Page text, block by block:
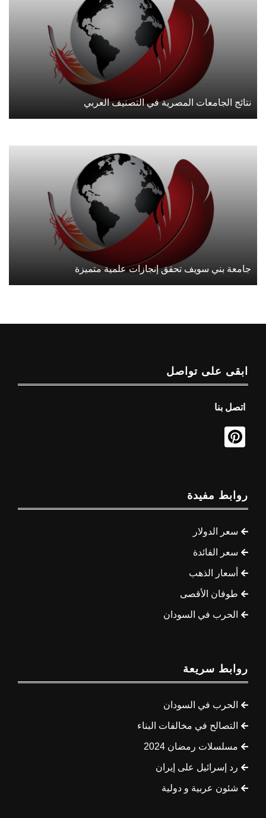
نتائج الجامعات المصرية في التصنيف العربي
جامعة بني سويف تحقق إنجازات علمية متميزة
ابقى على تواصل
اتصل بنا
روابط مفيدة
سعر الدولار
سعر الفائدة
أسعار الذهب
طوفان الأقصى
الحرب في السودان
روابط سريعة
الحرب في السودان
التصالح في مخالفات البناء
مسلسلات رمضان 2024
رد إسرائيل على إيران
شئون عربية و دولية